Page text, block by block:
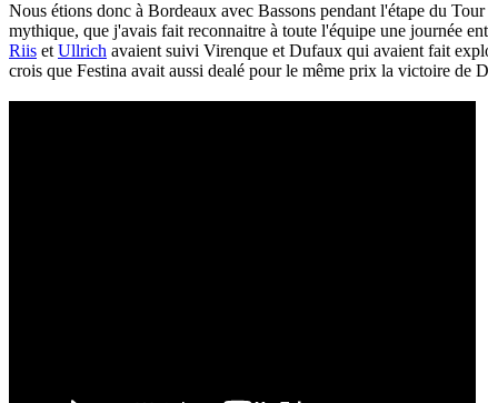
Nous étions donc à Bordeaux avec Bassons pendant l'étape du
mythique, que j'avais fait reconnaitre à toute l'équipe une journée
Riis et Ullrich avaient suivi Virenque et Dufaux qui avaient fait
crois que Festina avait aussi dealé pour le même prix la victoire de